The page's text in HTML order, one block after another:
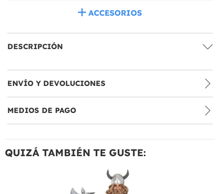
ACCESORIOS
DESCRIPCIÓN
ENVÍO Y DEVOLUCIONES
MEDIOS DE PAGO
QUIZÁ TAMBIÉN TE GUSTE: